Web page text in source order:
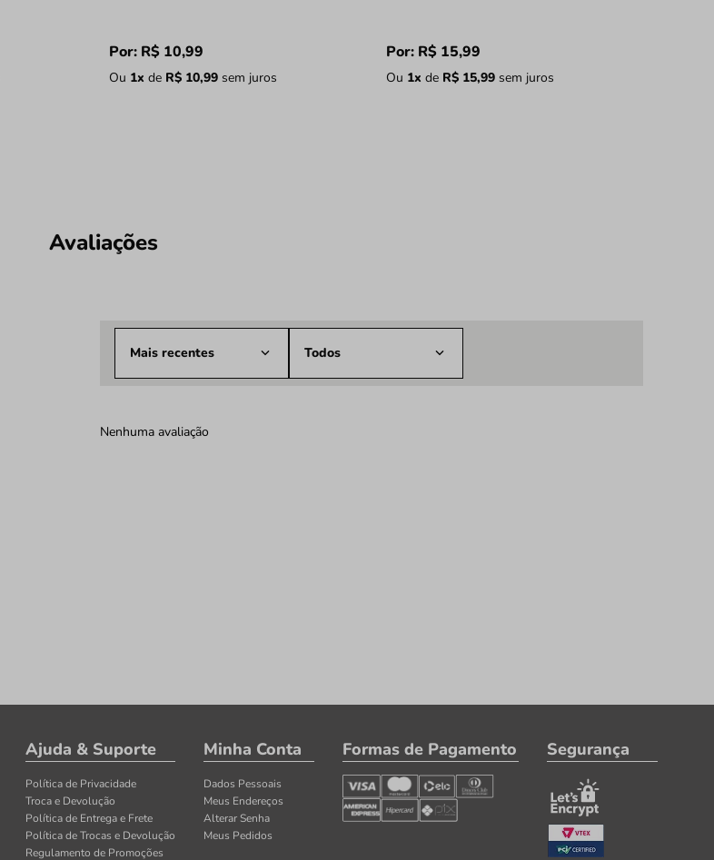
Por: R$ 10,99
Ou 1x de R$ 10,99sem juros
Por: R$ 15,99
Ou 1x de R$ 15,99sem juros
Avaliações
Mais recentes Todos
Nenhuma avaliação
Ajuda & Suporte
Política de Privacidade
Troca e Devolução
Política de Entrega e Frete
Política de Trocas e Devolução
Regulamento de Promoções
Minha Conta
Dados Pessoais
Meus Endereços
Alterar Senha
Meus Pedidos
Formas de Pagamento Segurança